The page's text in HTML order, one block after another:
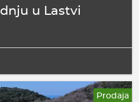
u Lastvi
Prodaja